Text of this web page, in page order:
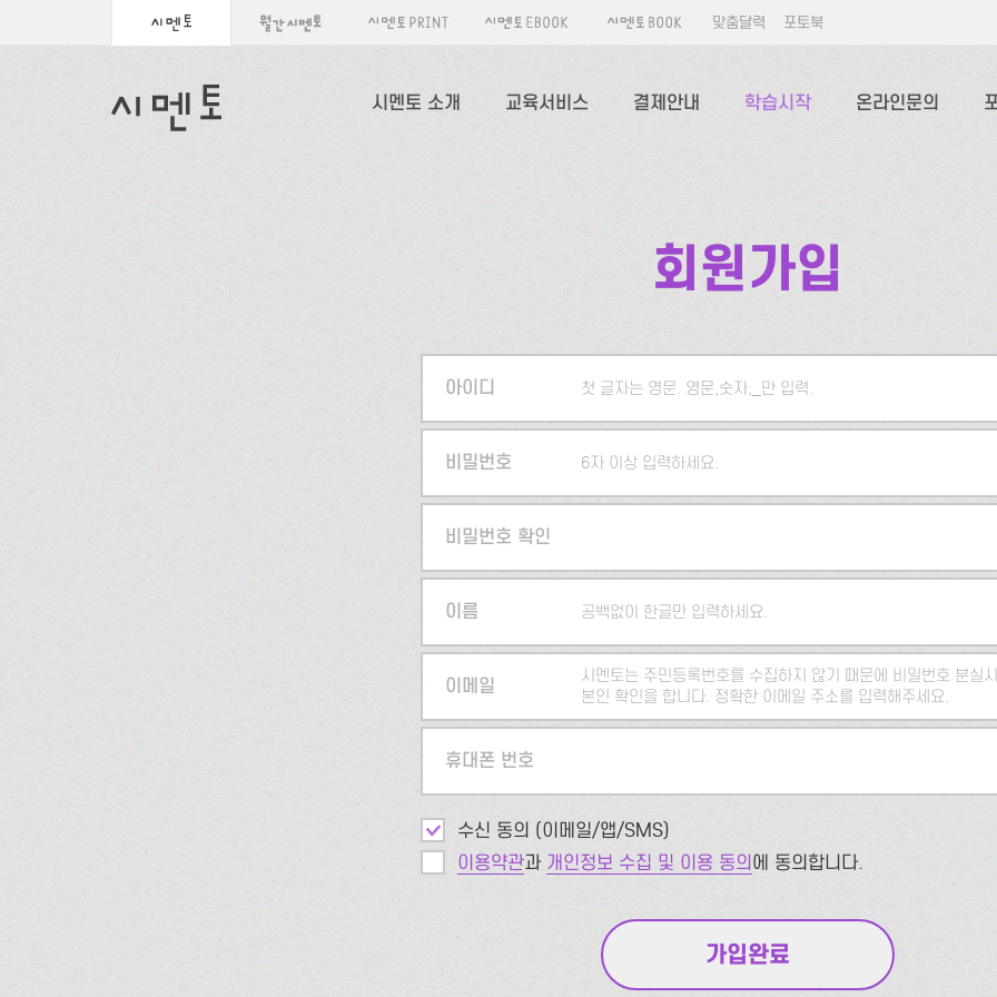
맞춤달력 포토북
시멘토 소개 교육서비스 결제안내 학습시작 온라인문의
회원가입
아이디 첫 글자는 영문. 영문,숫자,_만 입력.
5자 이상 입력하세요.
비밀번호 6자 이상 입력하세요.
비밀번호 확인
이름 공백없이 한글만 입력하세요.
이메일
시멘토는 주민등록번호를 수집하지 않기 때문에 비밀번호 분실
본인 확인을 합니다. 정확한 이메일 주소를 입력해주세요.
휴대폰 번호
수신 동의 (이메일/앱/SMS)
이용약관과 개인정보 수집 및 이용 동의에 동의합니다.